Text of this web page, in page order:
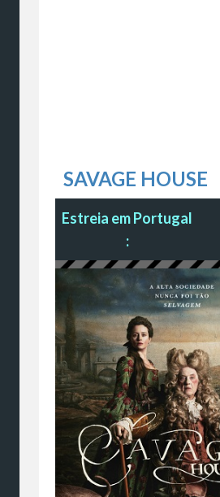
SAVAGE HOUSE
Estreia em Portugal
: